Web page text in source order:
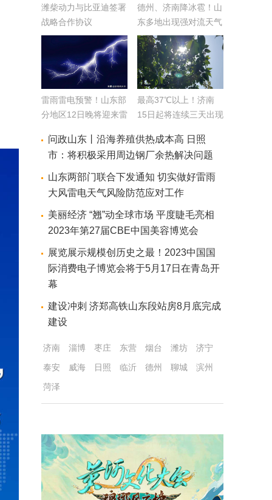
潍柴动力与比亚迪签署
战略合作协议
德州、济南降冰雹！山
东多地出现强对流天气
今明两天多地仍有雷阵
雨
雷雨雷电预警！山东部
分地区12日晚将迎来雷
最高37℃以上！济南
15日起将连续三天出现
月中旬曾两次超37℃
问政山东丨沿海养殖供热成本高 日照
市：将积极采用周边钢厂余热解决问题
山东两部门联合下发通知 切实做好雷雨
大风雷电天气风险防范应对工作
美丽经济 “翘”动全球市场 平度睫毛亮相
2023年第27届CBE中国美容博览会
展览展示规模创历史之最！2023中国国
际消费电子博览会将于5月17日在青岛开
幕
建设冲刺 济郑高铁山东段站房8月底完成
建设
济南 淄博 枣庄 东营 烟台 潍坊
济宁
泰安
威海 日照 临沂 德州 聊城
滨州
菏泽